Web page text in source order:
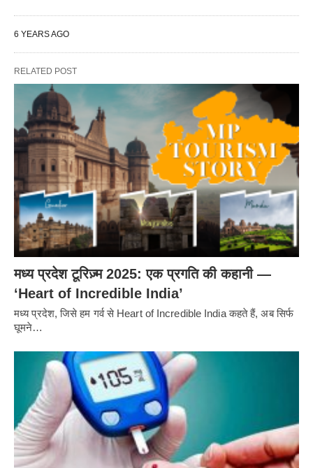
6 YEARS AGO
RELATED POST
मध्य प्रदेश टूरिज़्म 2025: एक प्रगति की कहानी —
‘Heart of Incredible India’
मध्य प्रदेश, जिसे हम गर्व से Heart of Incredible India कहते हैं, अब सिर्फ
घूमने…